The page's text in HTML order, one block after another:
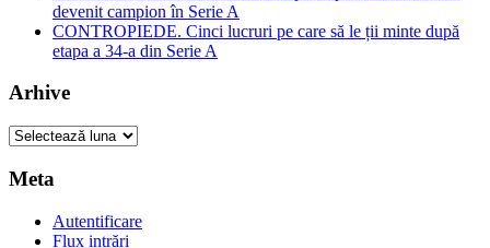
devenit campion în Serie A
CONTROPIEDE. Cinci lucruri pe care să le ții minte după
etapa a 34-a din Serie A
Arhive
Arhive
Meta
Autentificare
Flux intrări